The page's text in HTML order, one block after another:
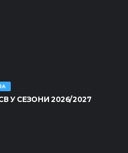
У СЕЗОНИ 2026/2027